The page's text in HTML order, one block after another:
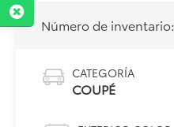
Número de inventario:
CATEGORÍA
COUPÉ